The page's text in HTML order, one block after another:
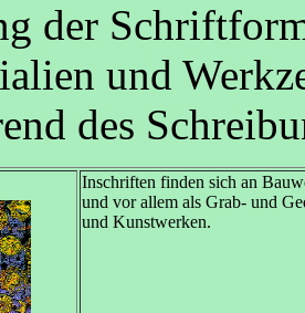
der
und
des
Inschriften finden sich an
und vor allem als Grab- und
und Kunstwerken.